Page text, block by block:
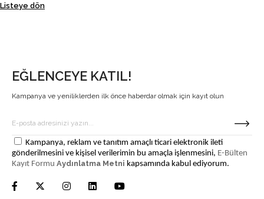
Listeye dön
EĞLENCEYE KATIL!
Kampanya ve yeniliklerden ilk önce haberdar olmak için kayıt olun
Kampanya, reklam ve tanıtım amaçlı ticari elektronik ileti
gönderilmesini ve kişisel verilerimin bu amaçla işlenmesini, E-Bülten
Kayıt Formu Aydınlatma Metni kapsamında kabul ediyorum.